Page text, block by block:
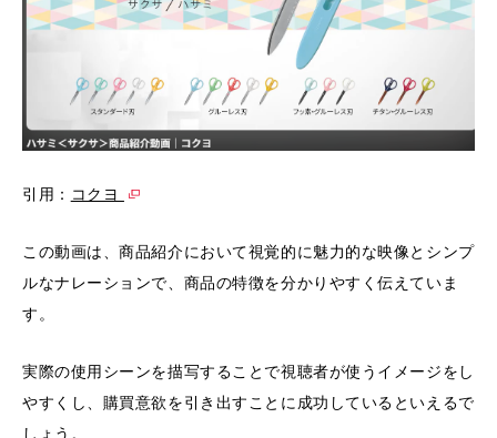
引用： コクヨ
この動画は、商品紹介において視覚的に魅力的な映像とシンプ
ルなナレーションで、商品の特徴を分かりやすく伝えていま
す。
実際の使用シーンを描写することで視聴者が使うイメージをし
やすくし、購買意欲を引き出すことに成功しているといえるで
しょう。